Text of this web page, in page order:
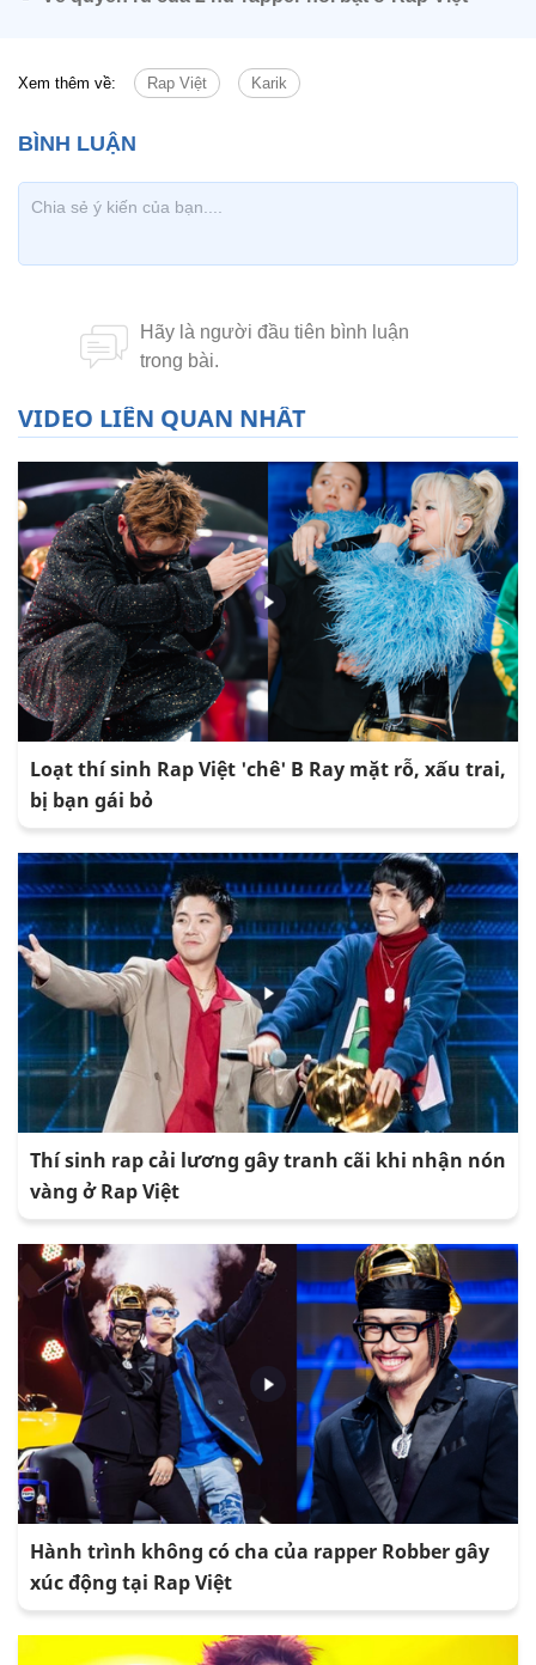
Xem thêm về: Rap Việt Karik
VIDEO LIÊN QUAN NHẤT
Loạt thí sinh Rap Việt 'chê' B Ray mặt rỗ, xấu trai,
bị bạn gái bỏ
Thí sinh rap cải lương gây tranh cãi khi nhận nón
vàng ở Rap Việt
Hành trình không có cha của rapper Robber gây
xúc động tại Rap Việt